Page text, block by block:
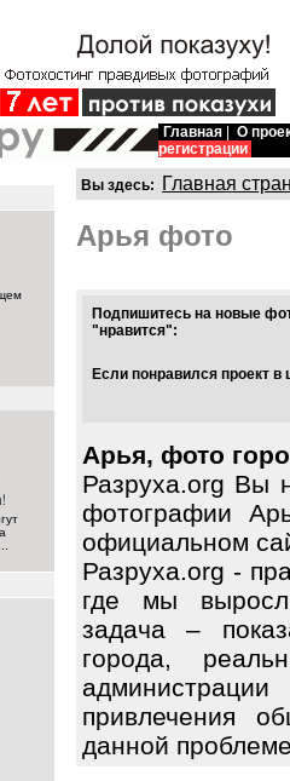
Главная
О
регистрации
Вы здесь: Главная
Арья фото
Подпишитесь на новые
"нравится":
Если понравился проект
Арья, фото
Разруха.org Вы
фотографии
официальном
Разруха.org -
где мы
задача –
города,
привлечения
данной